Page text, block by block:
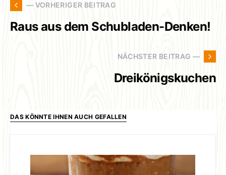
— VORHERIGER BEITRAG
Raus aus dem Schubladen-Denken!
NÄCHSTER BEITRAG —
Dreikönigskuchen
DAS KÖNNTE IHNEN AUCH GEFALLEN